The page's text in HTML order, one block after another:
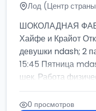
Лод (Центр
ШОКОЛАДНАЯ
Хайфе и Крайот
девушки ndash; 2
15:45 Пятница
шек. Работа
0 просмотров